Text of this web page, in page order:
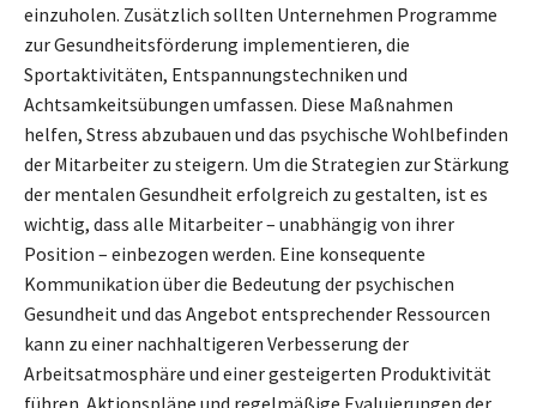
einzuholen. Zusätzlich sollten Unternehmen Programme
zur Gesundheitsförderung implementieren, die
Sportaktivitäten, Entspannungstechniken und
Achtsamkeitsübungen umfassen. Diese Maßnahmen
helfen, Stress abzubauen und das psychische Wohlbefinden
der Mitarbeiter zu steigern. Um die Strategien zur Stärkung
der mentalen Gesundheit erfolgreich zu gestalten, ist es
wichtig, dass alle Mitarbeiter – unabhängig von ihrer
Position – einbezogen werden. Eine konsequente
Kommunikation über die Bedeutung der psychischen
Gesundheit und das Angebot entsprechender Ressourcen
kann zu einer nachhaltigeren Verbesserung der
Arbeitsatmosphäre und einer gesteigerten Produktivität
führen. Aktionspläne und regelmäßige Evaluierungen der